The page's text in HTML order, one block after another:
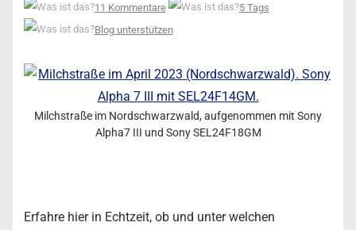
11 Kommentare
5 Tags
Blog unterstützen
Milchstraße im Nordschwarzwald, aufgenommen mit Sony
Alpha7 III und Sony SEL24F18GM
Erfahre hier in Echtzeit, ob und unter welchen